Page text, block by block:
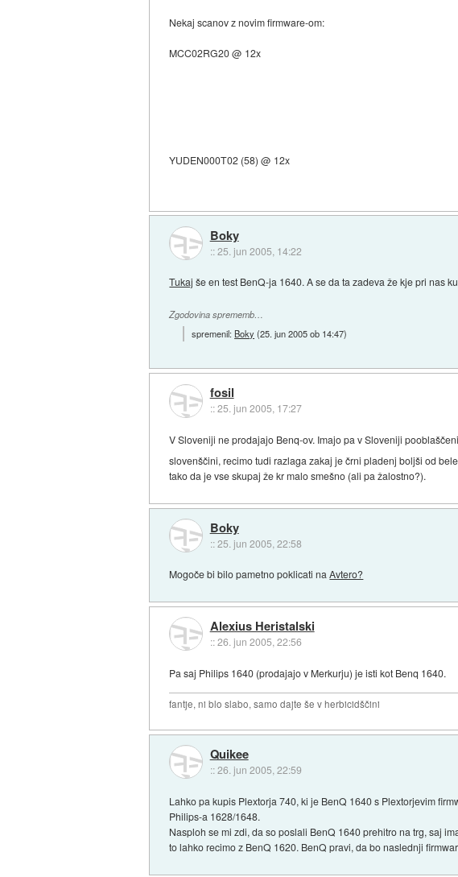
Nekaj scanov z novim firmware-om:
MCC02RG20 @ 12x
YUDEN000T02 (58) @ 12x
Boky
::25. jun 2005, 14:22
Tukaj še en test BenQ-ja 1640. A se da ta zadeva že kje pri nas
Zgodovina sprememb…
spremenil:Boky (25. jun 2005 ob 14:47)
fosil
::25. jun 2005, 17:27
V Sloveniji ne prodajajo Benq-ov. Imajo pa v Sloveniji
slovenščini, recimo tudi razlaga zakaj je črni pladenj boljši od
tako da je vse skupaj že kr malo smešno (ali pa žalostno?).
Boky
::25. jun 2005, 22:58
Mogoče bi bilo pametno poklicati naAvtero?
Alexius Heristalski
::26. jun 2005, 22:56
Pa saj Philips 1640 (prodajajo v Merkurju) je isti kot Benq 1640.
fantje, ni blo slabo, samo dajte še v herbicidščini
Quikee
::26. jun 2005, 22:59
Lahko pa kupis Plextorja 740, ki je BenQ 1640 s Plextorjevim
Philips-a 1628/1648.
Nasploh se mi zdi, da so poslali BenQ 1640 prehitro na trg, saj
to lahko recimo z BenQ 1620. BenQ pravi, da bo naslednji